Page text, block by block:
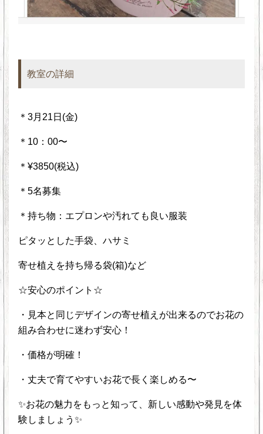
教室の詳細
＊3月21日(金)
＊10：00〜
＊¥3850(税込)
＊5名募集
＊持ち物：エプロンや汚れても良い服装
ピタッとした手袋、ハサミ
寄せ植えを持ち帰る袋(箱)など
☆安心のポイント☆
・見本と同じデザインの寄せ植えが出来るのでお花の
組み合わせに迷わず安心！
・価格が明確！
・丈夫で育てやすいお花で長く楽しめる〜
✨お花の魅力をもっと知って、新しい感動や発見を体
験しましょう✨